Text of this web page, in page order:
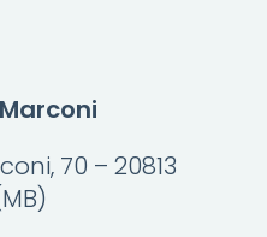
70 – 20813